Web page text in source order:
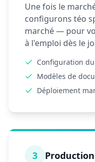
Une fois le
configurons téo
marché — pour
à l'emploi dès le
Configuration
Modèles de
Déploiement
3